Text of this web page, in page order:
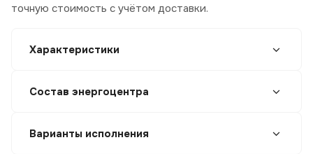
точную стоимость с учётом доставки.
Характеристики
Состав энергоцентра
Варианты исполнения